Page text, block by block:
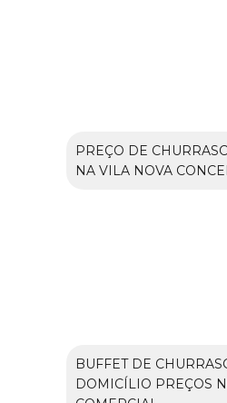
PREÇO DE
NA VILA NOVA
BUFFET DE
DOMICÍLIO PREÇOS